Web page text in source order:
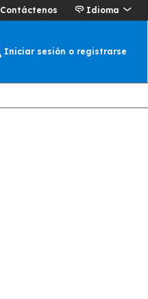
Contáctenos Idioma
Iniciar sesión o registrarse